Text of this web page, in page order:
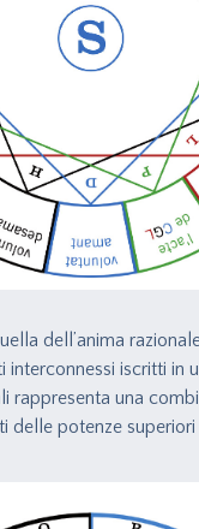
dell’anima
interconnessi iscritti in
rappresenta una
delle potenze superiori
volontà (amante